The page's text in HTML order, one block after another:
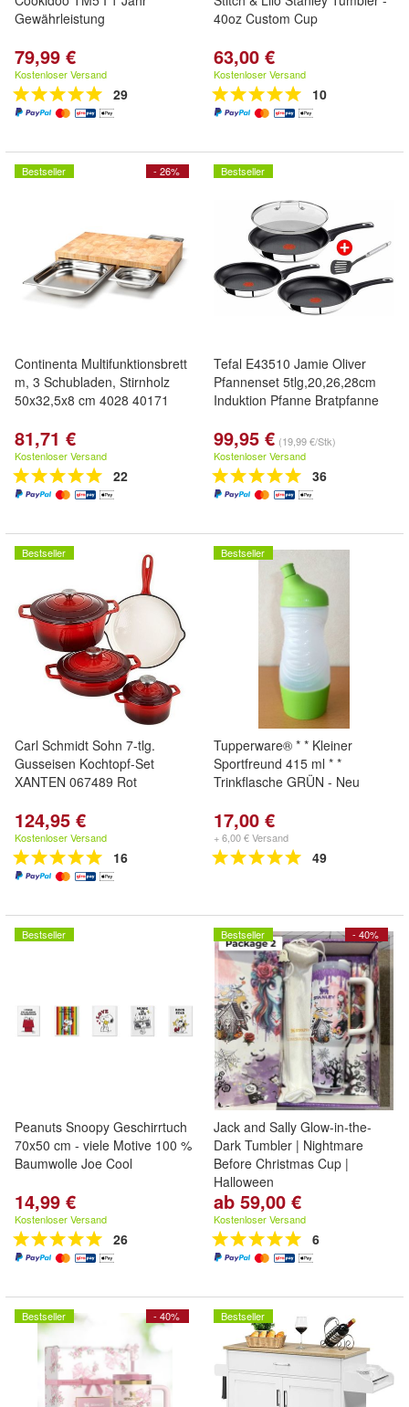
Gewährleistung
79,99 €
Kostenloser Versand
29
40oz Custom Cup
63,00 €
Kostenloser Versand
10
- 26%
Bestseller
Continenta Multifunktionsbrett
m, 3 Schubladen, Stirnholz
50x32,5x8 cm 4028 40171
81,71 €
Kostenloser Versand
22
Bestseller
Tefal E43510 Jamie Oliver
Pfannenset 5tlg,20,26,28cm
Induktion Pfanne Bratpfanne
99,95 € (19,99 €/Stk)
Kostenloser Versand
36
Bestseller
Carl Schmidt Sohn 7-tlg.
Gusseisen Kochtopf-Set
XANTEN 067489 Rot
124,95 €
Kostenloser Versand
16
Bestseller
Tupperware® * * Kleiner
Sportfreund 415 ml * *
Trinkflasche GRÜN - Neu
17,00 €
+ 6,00 € Versand
49
Bestseller
Peanuts Snoopy Geschirrtuch
70x50 cm - viele Motive 100 %
Baumwolle Joe Cool
14,99 €
Kostenloser Versand
26
- 40%
Bestseller
Jack and Sally Glow-in-the-
Dark Tumbler | Nightmare
Before Christmas Cup |
Halloween
ab 59,00 €
Kostenloser Versand
6
- 40%
Bestseller Bestseller